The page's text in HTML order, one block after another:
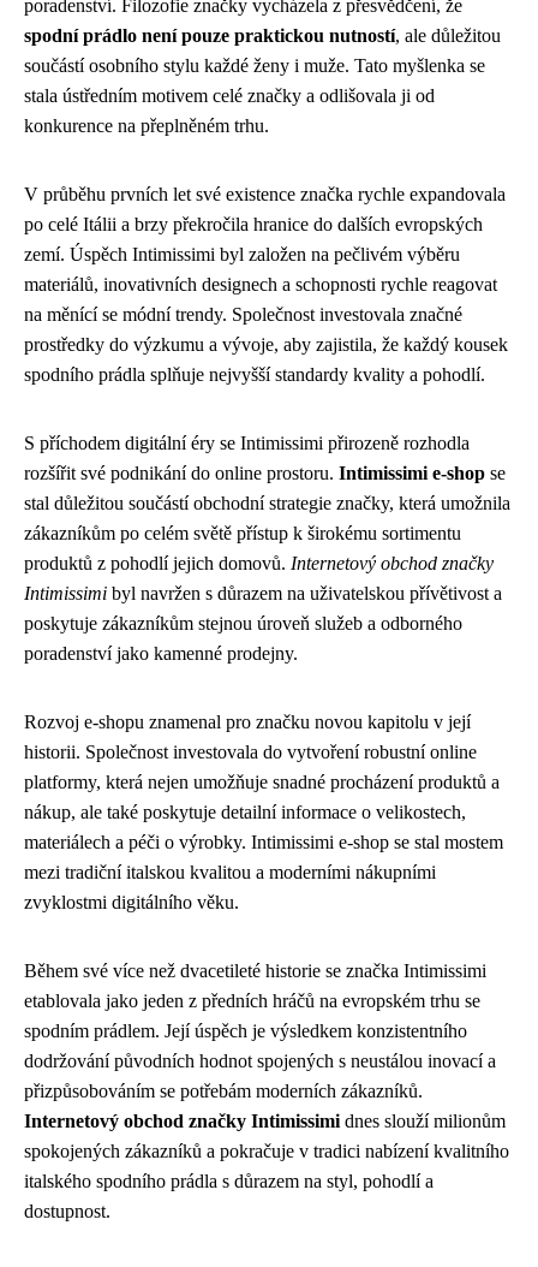
poradenství. Filozofie značky vycházela z přesvědčení, že
spodní prádlo není pouze praktickou nutností, ale důležitou
součástí osobního stylu každé ženy i muže. Tato myšlenka se
stala ústředním motivem celé značky a odlišovala ji od
konkurence na přeplněném trhu.
V průběhu prvních let své existence značka rychle expandovala
po celé Itálii a brzy překročila hranice do dalších evropských
zemí. Úspěch Intimissimi byl založen na pečlivém výběru
materiálů, inovativních designech a schopnosti rychle reagovat
na měnící se módní trendy. Společnost investovala značné
prostředky do výzkumu a vývoje, aby zajistila, že každý kousek
spodního prádla splňuje nejvyšší standardy kvality a pohodlí.
S příchodem digitální éry se Intimissimi přirozeně rozhodla
rozšířit své podnikání do online prostoru. Intimissimi e-shop se
stal důležitou součástí obchodní strategie značky, která umožnila
zákazníkům po celém světě přístup k širokému sortimentu
produktů z pohodlí jejich domovů. Internetový obchod značky
Intimissimi byl navržen s důrazem na uživatelskou přívětivost a
poskytuje zákazníkům stejnou úroveň služeb a odborného
poradenství jako kamenné prodejny.
Rozvoj e-shopu znamenal pro značku novou kapitolu v její
historii. Společnost investovala do vytvoření robustní online
platformy, která nejen umožňuje snadné procházení produktů a
nákup, ale také poskytuje detailní informace o velikostech,
materiálech a péči o výrobky. Intimissimi e-shop se stal mostem
mezi tradiční italskou kvalitou a moderními nákupními
zvyklostmi digitálního věku.
Během své více než dvacetileté historie se značka Intimissimi
etablovala jako jeden z předních hráčů na evropském trhu se
spodním prádlem. Její úspěch je výsledkem konzistentního
dodržování původních hodnot spojených s neustálou inovací a
přizpůsobováním se potřebám moderních zákazníků.
Internetový obchod značky Intimissimi dnes slouží milionům
spokojených zákazníků a pokračuje v tradici nabízení kvalitního
italského spodního prádla s důrazem na styl, pohodlí a
dostupnost.